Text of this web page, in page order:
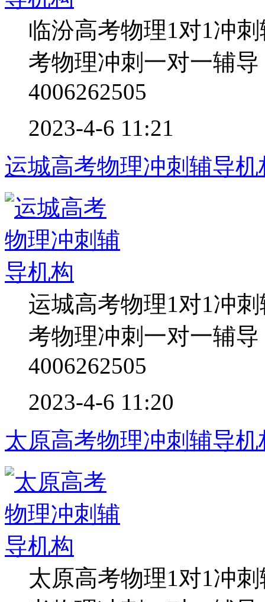
临汾高考物理1对1冲
考物理冲刺一对一辅
4006262505
2023-4-6 11:21
运城高考物理冲刺辅导机
运城高考物理1对1冲
考物理冲刺一对一辅
4006262505
2023-4-6 11:20
太原高考物理冲刺辅导机
太原高考物理1对1冲